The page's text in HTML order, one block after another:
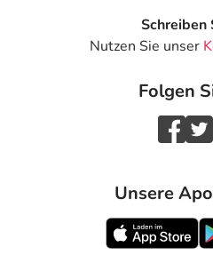
Schreiben
Nutzen Sie unser
Folgen
Unsere